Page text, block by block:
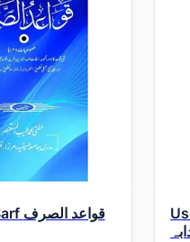
Qawaid al Sarf قواعد الصرف